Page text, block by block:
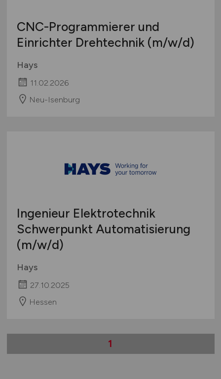
CNC-Programmierer und
Einrichter Drehtechnik (m/w/d)
Hays
11.02.2026
Neu-Isenburg
Ingenieur Elektrotechnik
Schwerpunkt Automatisierung
(m/w/d)
Hays
27.10.2025
Hessen
1